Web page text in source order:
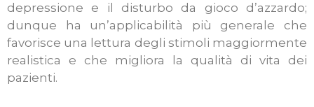
depressione e il disturbo da gioco d’azzardo;
dunque ha un’applicabilità più generale che
favorisce una lettura degli stimoli maggiormente
realistica e che migliora la qualità di vita dei
pazienti.